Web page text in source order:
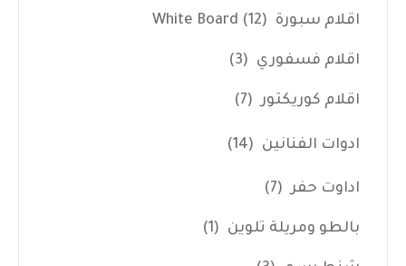
اقلام سبورة White Board (12)
اقلام فسفوري (3)
اقلام كوريكتور (7)
ادوات الفنانين (14)
اداوت حفر (7)
بالطو ومريلة تلوين (1)